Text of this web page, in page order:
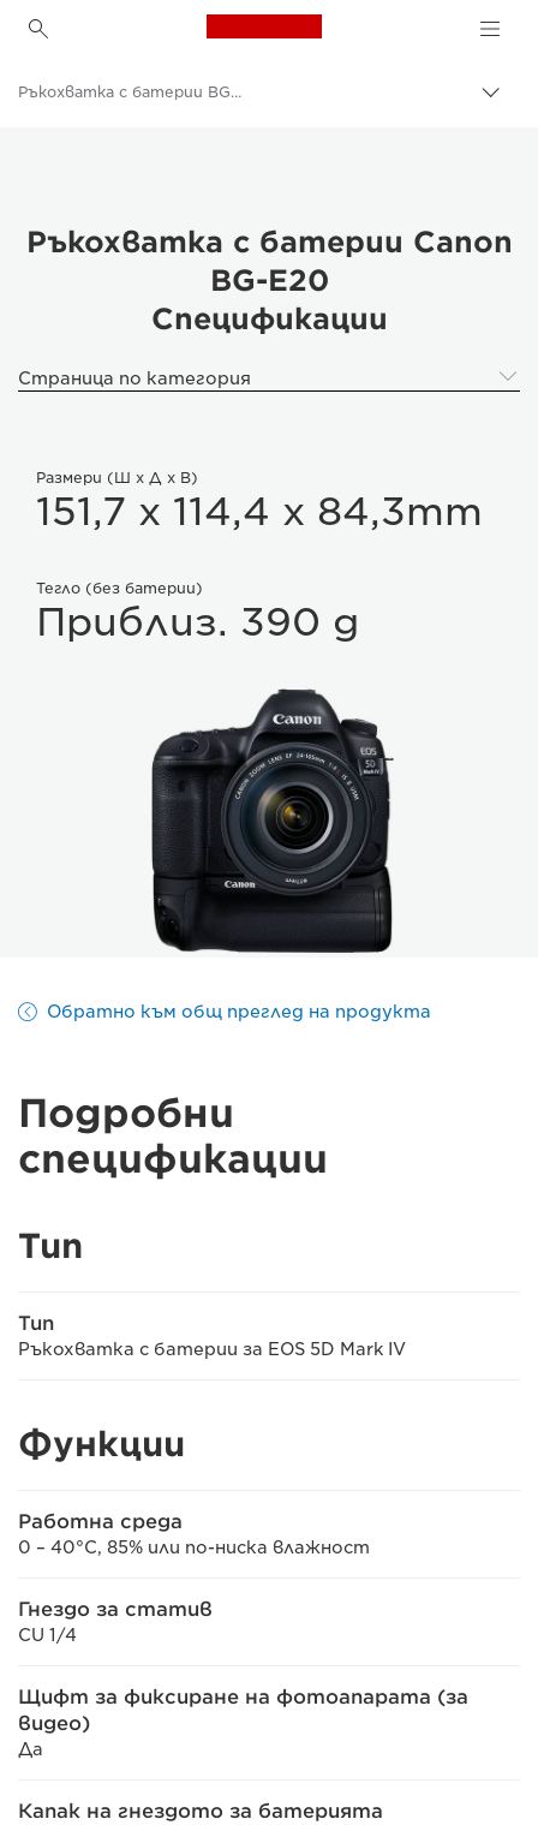
Canon Logo, back to
Ръкохватка с батерии BG-E20
Ръкохватка с батерии Canon
BG-E20
Спецификации
Страница по категория
Размери (Ш x Д x В)
151,7 x 114,4 x 84,3mm
Тегло (без батерии)
Приблиз. 390 g
Обратно към общ преглед на продукта
Подробни
спецификации
Тип
Тип
Ръкохватка с батерии за EOS 5D Mark IV
Функции
Работна среда
0 – 40°C, 85% или по-ниска влажност
Гнездо за статив
CU 1/4
Щифт за фиксиране на фотоапарата (за
видео)
Да
Капак на гнездото за батерията